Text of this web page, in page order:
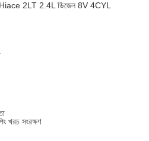
Hiace 2LT 2.4L ডিজেল 8V 4CYL
খরচ সংরক্ষণ